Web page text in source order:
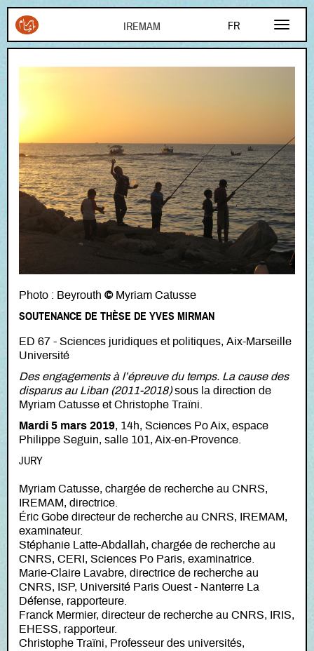
FR
EN
Aller au contenu principal
Photo : Beyrouth © Myriam Catusse
SOUTENANCE DE THÈSE DE YVES MIRMAN
ED 67 - Sciences juridiques et politiques, Aix-Marseille
Université
Des engagements à l’épreuve du temps. La cause des
disparus au Liban (2011-2018)sous la direction de
Myriam Catusse et Christophe Traïni.
Mardi 5 mars 2019, 14h, Sciences Po Aix, espace
Philippe Seguin, salle 101, Aix-en-Provence.
JURY
Myriam Catusse, chargée de recherche au CNRS,
IREMAM, directrice.
Éric Gobe directeur de recherche au CNRS, IREMAM,
examinateur.
Stéphanie Latte-Abdallah, chargée de recherche au
CNRS, CERI, Sciences Po Paris, examinatrice.
Marie-Claire Lavabre, directrice de recherche au
CNRS, ISP, Université Paris Ouest - Nanterre La
Défense, rapporteure.
Franck Mermier, directeur de recherche au CNRS, IRIS,
EHESS, rapporteur.
Christophe Traïni, Professeur des universités,